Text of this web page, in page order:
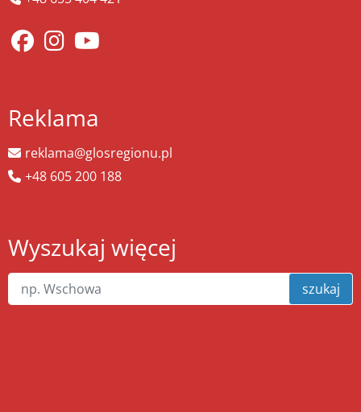
Reklama
reklama@glosregionu.pl
+48 605 200 188
Wyszukaj więcej
szukaj